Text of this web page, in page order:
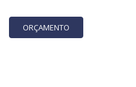
ORÇAMENTO